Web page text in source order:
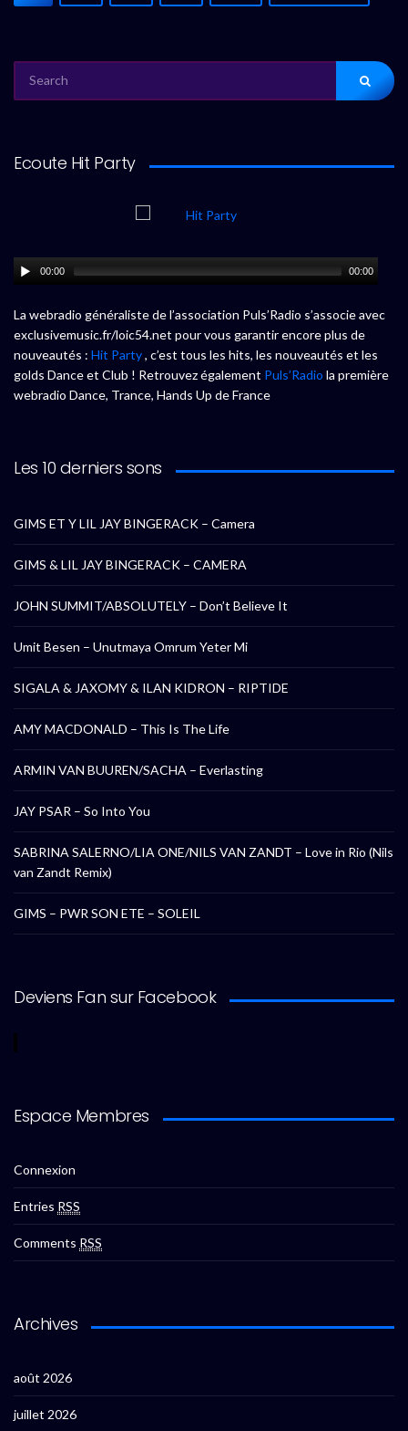
FOR:
Ecoute Hit Party
00:00 00:00
La webradio généraliste de l’association Puls’Radio s’associe avec
exclusivemusic.fr/loic54.net pour vous garantir encore plus de
nouveautés : Hit Party, c’est tous les hits, les nouveautés et les
golds Dance et Club ! Retrouvez également Puls’Radio la première
webradio Dance, Trance, Hands Up de France
Les 10 derniers sons
GIMS ET Y LIL JAY BINGERACK – Camera
GIMS & LIL JAY BINGERACK – CAMERA
JOHN SUMMIT/ABSOLUTELY – Don’t Believe It
Umit Besen – Unutmaya Omrum Yeter Mi
SIGALA & JAXOMY & ILAN KIDRON – RIPTIDE
AMY MACDONALD – This Is The Life
ARMIN VAN BUUREN/SACHA – Everlasting
JAY PSAR – So Into You
SABRINA SALERNO/LIA ONE/NILS VAN ZANDT – Love in Rio (Nils
van Zandt Remix)
GIMS – PWR SON ETE – SOLEIL
Deviens Fan sur Facebook
Espace Membres
Connexion
Entries RSS
Comments RSS
Archives
août 2026
juillet 2026